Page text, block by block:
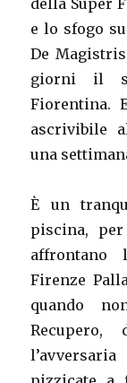
della Super
e lo sfogo su
De
giorni il
Fiorentina.
ascrivibile
una
È un
piscina,
affrontano
Firenze
quando
Recupero,